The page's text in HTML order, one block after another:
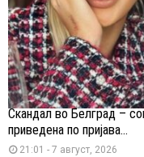
Скандал во Белград –
приведена по пријава...
21:01 - 7 август, 2026